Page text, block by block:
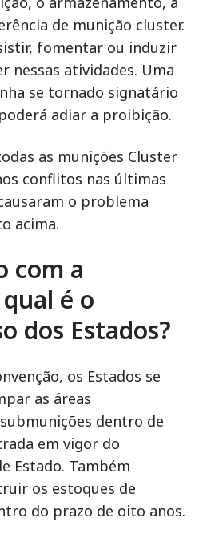
de munição cluster.
fomentar ou induzir
nessas atividades. Uma
se tornado signatário
adiar a proibição.
as munições Cluster
conflitos nas últimas
o problema
acima.
com a
é o
dos Estados?
os Estados se
as áreas
dentro de
em vigor do
Estado. Também
os estoques de
do prazo de oito anos.